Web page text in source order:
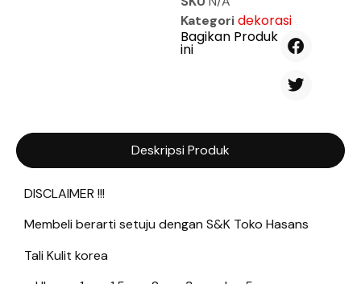
Kategoridekorasi
Bagikan Produk
ini
Deskripsi Produk
DISCLAIMER !!!
Membeli berarti setuju dengan S&K Toko Hasans
Tali Kulit korea